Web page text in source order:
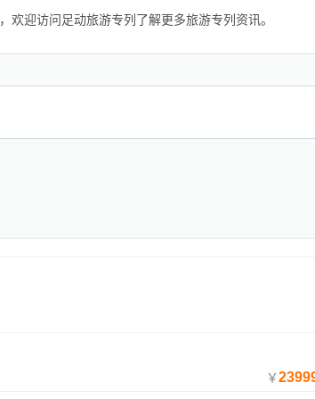
，欢迎访问足动旅游专列了解更多旅游专列资讯。
￥